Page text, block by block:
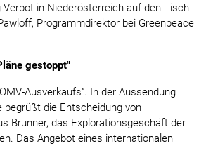
in Niederösterreich auf den Tisch
Programmdirektor bei Greenpeace
gestoppt"
Ausverkaufs“. In der Aussendung
begrüßt die Entscheidung von
Brunner, das Explorationsgeschäft der
Das Angebot eines internationalen